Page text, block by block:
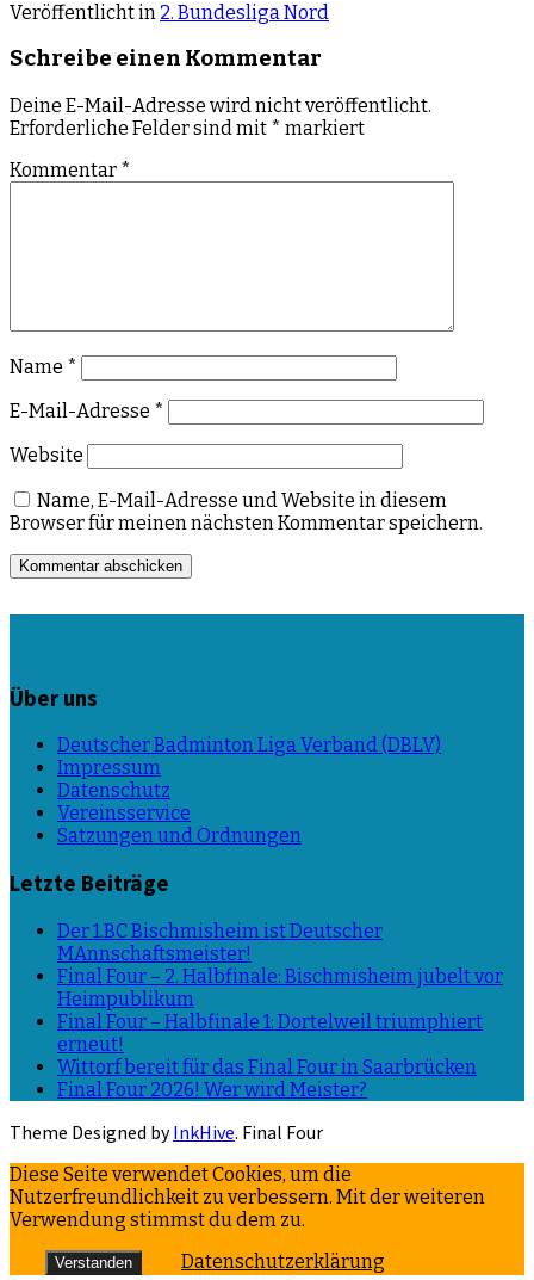
Veröffentlicht in 2. Bundesliga Nord
Schreibe einen Kommentar
Deine E-Mail-Adresse wird nicht veröffentlicht.
Erforderliche Felder sind mit * markiert
Kommentar *
Name *
E-Mail-Adresse *
Website
Name, E-Mail-Adresse und Website in diesem
Browser für meinen nächsten Kommentar speichern.
Über uns
Deutscher Badminton Liga Verband (DBLV)
Impressum
Datenschutz
Vereinsservice
Satzungen und Ordnungen
Letzte Beiträge
Der 1.BC Bischmisheim ist Deutscher
MAnnschaftsmeister!
Final Four – 2. Halbfinale: Bischmisheim jubelt vor
Heimpublikum
Final Four – Halbfinale 1: Dortelweil triumphiert
erneut!
Wittorf bereit für das Final Four in Saarbrücken
Final Four 2026! Wer wird Meister?
Theme Designed byInkHive. Final Four
Diese Seite verwendet Cookies, um die
Nutzerfreundlichkeit zu verbessern. Mit der weiteren
Verwendung stimmst du dem zu.
Verstanden Datenschutzerklärung